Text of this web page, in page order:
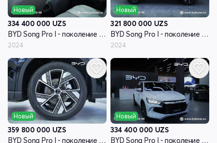
Новый
334 400 000 UZS
BYD Song Pro I - поколение рестайлинг
2024
Новый
321 800 000 UZS
BYD Song Pro I - поколение рестайлинг
2024
Новый
359 800 000 UZS
BYD Song Pro I - поколение рестайлинг
Новый
334 400 000 UZS
BYD Song Pro I - поколение рестайлинг